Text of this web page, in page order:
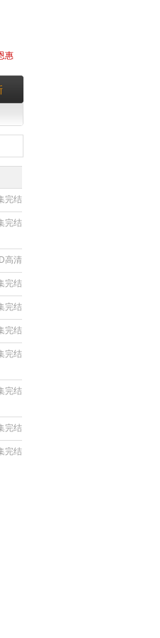
惠
完结
完结
高清
完结
完结
完结
完结
完结
完结
完结